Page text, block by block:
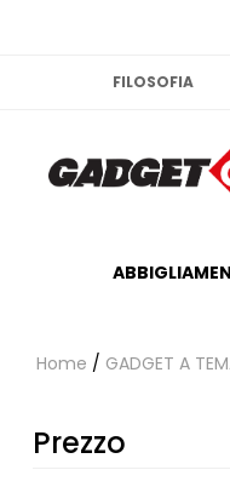
FILOSOFIA
Home / GADGET A
Prezzo